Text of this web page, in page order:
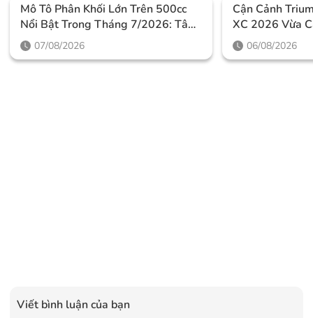
Mô Tô Phân Khối Lớn Trên 500cc
Nổi Bật Trong Tháng 7/2026: Tâm
Điểm Là Công Nghệ, Phiên Bản
Giới Hạn Và Những Cấu Hình
07/08/2026
Cận Cảnh
XC 2026 Vừa
Thiết Kế Đậm
Mức Giá Dễ
06/08/2026
Viết bình luận của bạn